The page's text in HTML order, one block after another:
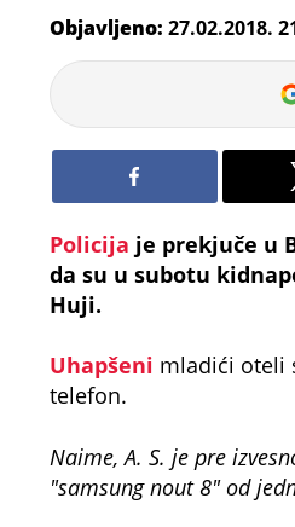
Objavljeno: 27.02.2018.
Milica
Božinović
Policija je prekjuče u
da su u subotu
Huji.
Uhapšeni mladići oteli
telefon.
Naime, A. S. je pre
"samsung nout 8" od